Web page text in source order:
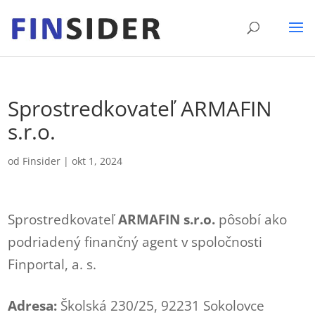
Sprostredkovateľ ARMAFIN
s.r.o.
od Finsider |okt 1, 2024
SprostredkovateľARMAFIN s.r.o. pôsobí ako
podriadený finančný agent v spoločnosti
Finportal, a. s.
Adresa: Školská 230/25, 92231 Sokolovce